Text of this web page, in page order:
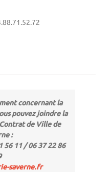
concernant la
pouvez joindre la
de Ville de
:
56 11 / 06 37 22 86
saverne.fr